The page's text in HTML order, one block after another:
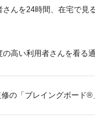
んを24時間、在宅で見
高い利用者さんを看る
の「ブレイングボード®︎